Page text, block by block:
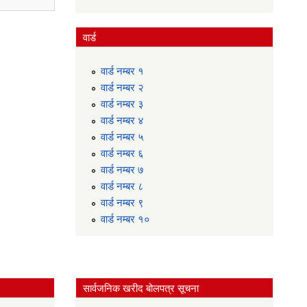
आई . सी . टि . इन्जीनियर
वार्ड
वार्ड न‌म्बर १
वार्ड न‌म्बर २
वार्ड न‌म्बर ३
वार्ड न‌म्बर ४
वार्ड न‌म्बर ५
वार्ड न‌म्बर ६
वार्ड न‌म्बर ७
वार्ड न‌म्बर ८
वार्ड न‌म्बर ९
वार्ड न‌म्बर १०
सार्वजनिक खरीद बोलपत्र सूचना